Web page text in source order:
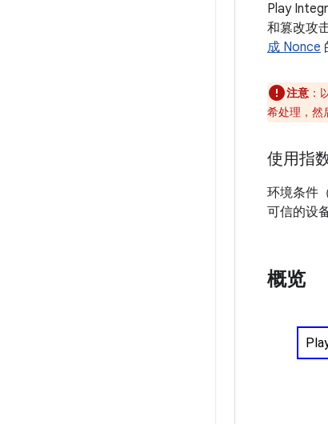
Play
和篡改攻
成 Nonce
注意 ：
希处理，然
使用指
环境条件
可信的设
概览